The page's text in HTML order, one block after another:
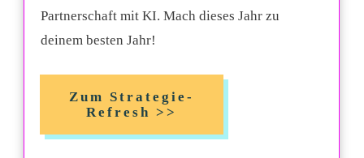
Partnerschaft mit KI. Mach dieses Jahr zu
deinem besten Jahr!
Zum Strategie-
Refresh >>